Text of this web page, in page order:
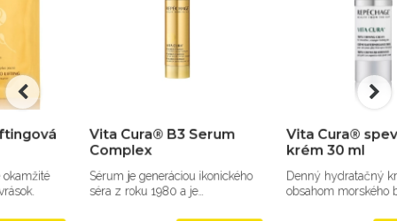
Vita Cura® B3 Serum
Sérum je generáciou ikonického
séra z roku 1980 a je
Vita Cura® spevňujúci
krém 30 ml
Denný hydratačný krém s
obsahom morského biopeptidu,